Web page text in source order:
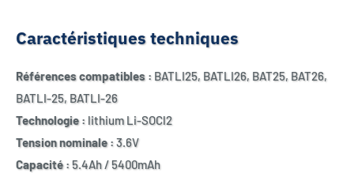
Caractéristiques techniques
Références compatibles : BATLI25, BATLI26, BAT25, BAT26,
BATLI-25, BATLI-26
Technologie : lithium Li-SOCl2
Tension nominale :3.6V
Capacité :5.4Ah / 5400mAh